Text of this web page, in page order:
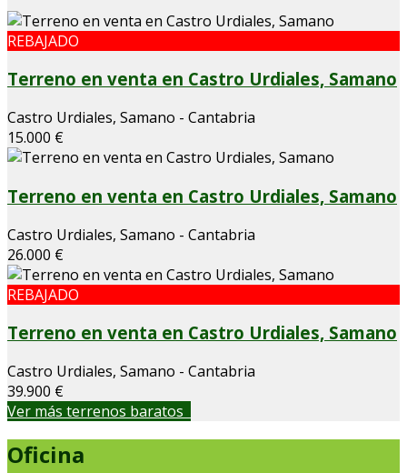
REBAJADO
Terreno en venta en Castro Urdiales, Samano
Castro Urdiales, Samano - Cantabria
15.000 €
Terreno en venta en Castro Urdiales, Samano
Castro Urdiales, Samano - Cantabria
26.000 €
REBAJADO
Terreno en venta en Castro Urdiales, Samano
Castro Urdiales, Samano - Cantabria
39.900 €
Ver más terrenos baratos
Oficina